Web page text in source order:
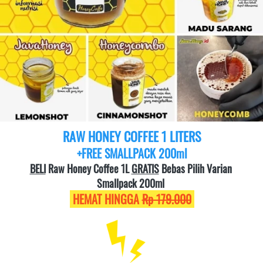
RAW HONEY COFFEE 1 LITERS
+FREE SMALLPACK 200ml
BELI Raw Honey Coffee 1L GRATIS Bebas Pilih Varian
Smallpack 200ml
HEMAT HINGGA Rp 179.000